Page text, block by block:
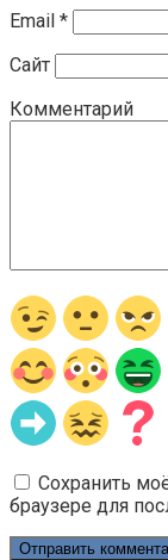
Email *
Сайт
Комментарий
Сохранить
браузере для